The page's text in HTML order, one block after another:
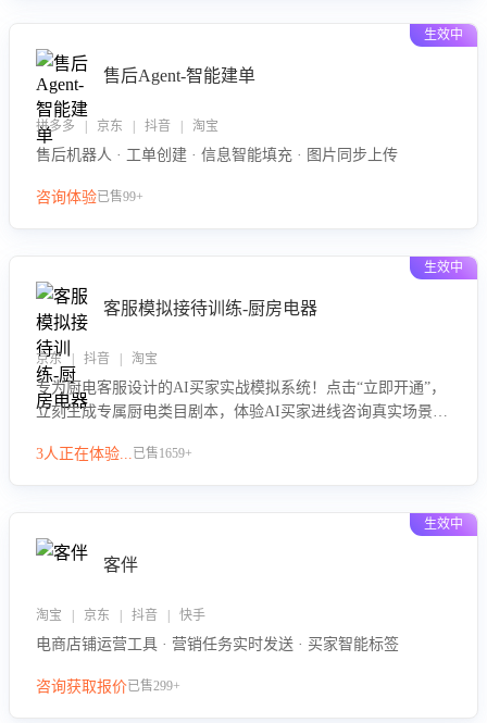
生效中
售后Agent-智能建单
拼多多 | 京东 | 抖音 | 淘宝
售后机器人 · 工单创建 · 信息智能填充 · 图片同步上传
咨询体验已售99+
生效中
客服模拟接待训练-厨房电器
京东 | 抖音 | 淘宝
专为厨电客服设计的AI买家实战模拟系统！点击“立即开通”，
立刻生成专属厨电类目剧本，体验AI买家进线咨询真实场景训
技巧！
3人正在体验...已售1659+
生效中
客伴
淘宝 | 京东 | 抖音 | 快手
电商店铺运营工具 · 营销任务实时发送 · 买家智能标签
咨询获取报价已售299+